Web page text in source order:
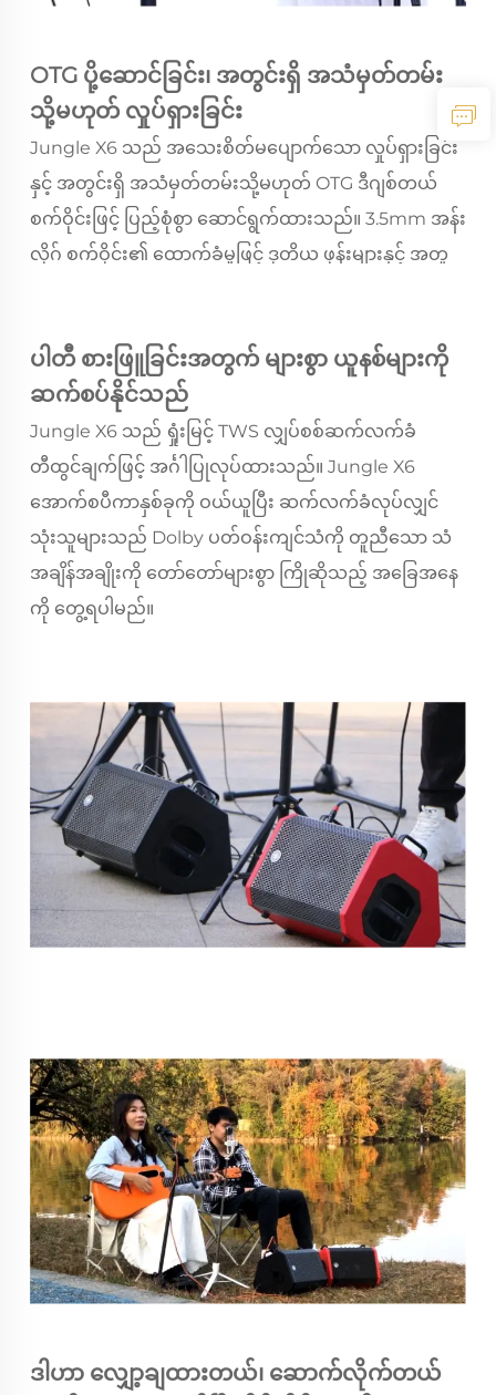
OTG ပို့ဆောင်ခြင်း၊ အတွင်းရှိ အသံမှတ်တမ်း
သို့မဟုတ် လှုပ်ရှားခြင်း
Jungle X6 သည် အသေးစိတ်မပျောက်သော လှုပ်ရှားခြင်း
နှင့် အတွင်းရှိ အသံမှတ်တမ်းသို့မဟုတ် OTG ဒီဂျစ်တယ်
စက်ဝိုင်းဖြင့် ပြည့်စုံစွာ ဆောင်ရွက်ထားသည်။ 3.5mm အန်း
လိုဂ် စက်ဝိုင်း၏ ထောက်ခံမှုဖြင့် ဒုတိယ ဖုန်းများနှင့် အတူ
ပါတီ စားဖြူခြင်းအတွက် များစွာ ယူနစ်များကို
ဆက်စပ်နိုင်သည်
Jungle X6 သည် ရှုံးမြင့် TWS လျှပ်စစ်ဆက်လက်ခံ
တီထွင်ချက်ဖြင့် အင်္ဂါပြုလုပ်ထားသည်။ Jungle X6
အောက်စပီကာနှစ်ခုကို ဝယ်ယူပြီး ဆက်လက်ခံလုပ်လျှင်
သုံးသူများသည် Dolby ပတ်ဝန်းကျင်သံကို တူညီသော သံ
အချိန်အချိုးကို တော်တော်များစွာ ကြိုဆိုသည့် အခြေအနေ
ကို တွေ့ရပါမည်။
ဒါဟာ လျှော့ချထားတယ်၊ ဆောက်လိုက်တယ်